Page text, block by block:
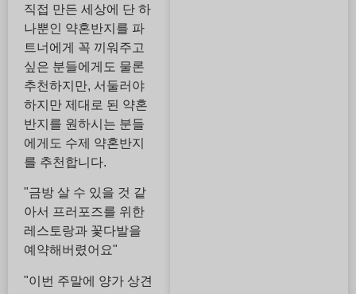
직접 만든 세상에 단 하
나뿐인 약혼반지를 파
트너에게 꼭 끼워주고
싶은 분들에게도 물론
추천하지만, 서둘러야
하지만 제대로 된 약혼
반지를 원하시는 분들
에게도 수제 약혼반지
를 추천합니다.
"금방 살 수 있을 것 같
아서 프러포즈를 위한
레스토랑과 꽃다발을
예약해버렸어요"
"이번 주말에 양가 상견